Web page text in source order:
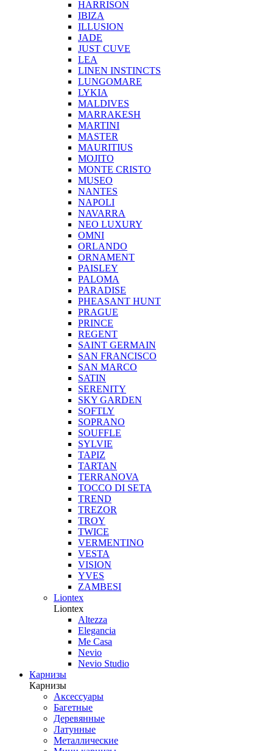
HARRISON
IBIZA
ILLUSION
JADE
JUST CUVE
LEA
LINEN INSTINCTS
LUNGOMARE
LYKIA
MALDIVES
MARRAKESH
MARTINI
MASTER
MAURITIUS
MOJITO
MONTE CRISTO
MUSEO
NANTES
NAPOLI
NAVARRA
NEO LUXURY
OMNI
ORLANDO
ORNAMENT
PAISLEY
PALOMA
PARADISE
PHEASANT HUNT
PRAGUE
PRINCE
REGENT
SAINT GERMAIN
SAN FRANCISCO
SAN MARCO
SATIN
SERENITY
SKY GARDEN
SOFTLY
SOPRANO
SOUFFLE
SYLVIE
TAPIZ
TARTAN
TERRANOVA
TOCCO DI SETA
TREND
TREZOR
TROY
TWICE
VERMENTINO
VESTA
VISION
YVES
ZAMBESI
Liontex
Liontex
Altezza
Elegancia
Me Casa
Nevio
Nevio Studio
Карнизы
Карнизы
Аксессуары
Багетные
Деревянные
Латунные
Металлические